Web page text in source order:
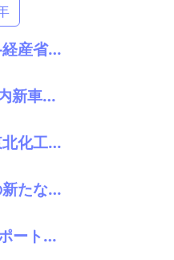
入札制度の是正を—経産省・環境省が指定PETボトル資源循環で検討会
(速報)2026年7月国内新車販売 41万7千台 前年同月比7%増加 4か月連続プラス
アルコニックス、東北化工粉砕工場の火災被害状況を報告―摩擦材事業２ラインで復旧の見通し立たず
フロン類排出抑制の新たな転換点、廃棄時回収の徹底と再生冷媒循環の構築へ―経産省が中間取り纏め
【BIR2026年7月レポート】物流コスト増がリサイクル市場に影響